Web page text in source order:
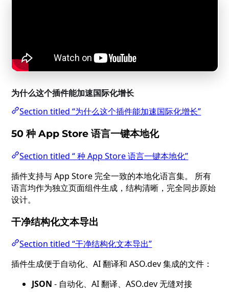
为什么这个插件能加速国际化增长
Section titled “为什么这个插件能加速国际化增长”
50 种 App Store 语言一键本地化
Section titled “ 种 App Store 语言一键本地化”
插件支持与 App Store 完全一致的本地化语言集。 所有
语言均作为独立页面组件生成，结构清晰，完全同步原始
设计。
干净结构化文本导出
Section titled “干净结构化文本导出”
插件生成便于自动化、AI 翻译和 ASO.dev 集成的文件：
JSON - 自动化、AI 翻译、ASO.dev 无缝对接